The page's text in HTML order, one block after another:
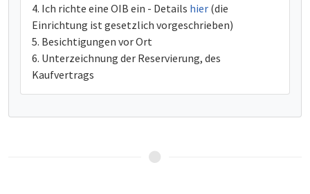
Ich richte eine OIB ein - Details hier (die
Einrichtung ist gesetzlich vorgeschrieben)
Besichtigungen vor Ort
Unterzeichnung der Reservierung, des
Kaufvertrags